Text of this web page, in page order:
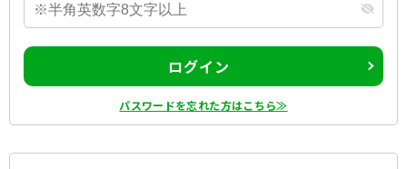
ログイン
パスワードを忘れた方はこちら≫